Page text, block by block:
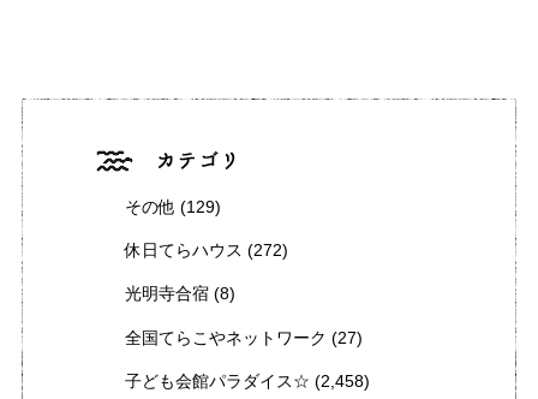
その他 (129)
休日てらハウス (272)
光明寺合宿(8)
全国てらこやネットワーク (27)
子ども会館パラダイス☆ (2,458)